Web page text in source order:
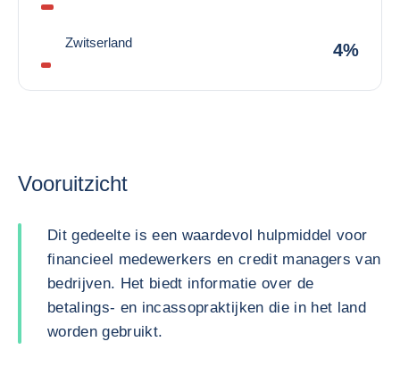
Zwitserland 4%
Vooruitzicht
Dit gedeelte is een waardevol hulpmiddel voor
financieel medewerkers en credit managers van
bedrijven. Het biedt informatie over de
betalings- en incassopraktijken die in het land
worden gebruikt.